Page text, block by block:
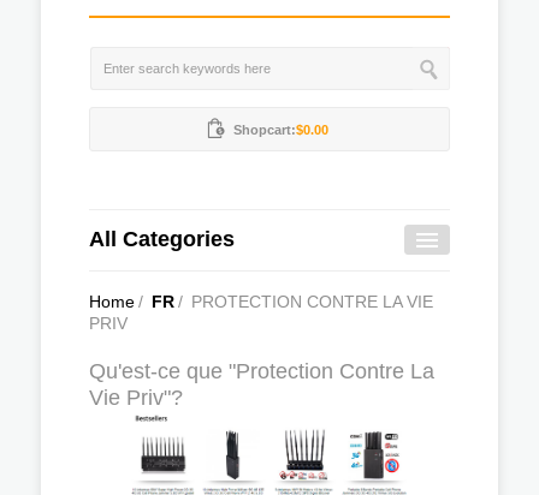
Shopcart:$0.00
All Categories
Home/ FR/ PROTECTION CONTRE LA VIE
PRIV
Qu'est-ce que "Protection Contre La
Vie Priv"?